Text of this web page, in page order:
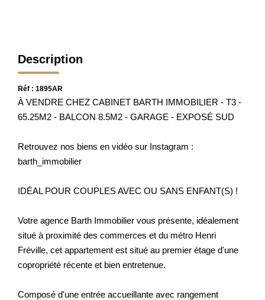
Description
Réf : 1895AR
À VENDRE CHEZ CABINET BARTH IMMOBILIER - T3 -
65.25M2 - BALCON 8.5M2 - GARAGE - EXPOSÉ SUD
Retrouvez nos biens en vidéo sur Instagram :
barth_immobilier
IDÉAL POUR COUPLES AVEC OU SANS ENFANT(S) !
Votre agence Barth Immobilier vous présente, idéalement
situé à proximité des commerces et du métro Henri
Fréville, cet appartement est situé au premier étage d'une
copropriété récente et bien entretenue.
Composé d'une entrée accueillante avec rangement